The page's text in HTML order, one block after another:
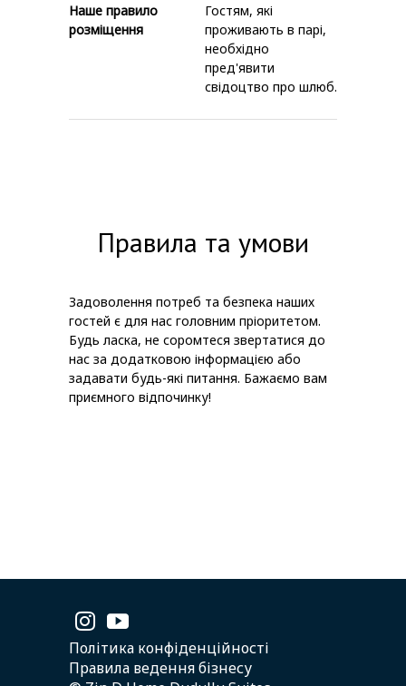
Наше правило
розміщення
Гостям, які
проживають в парі,
необхідно
пред'явити
свідоцтво про шлюб.
Правила та умови
Задоволення потреб та безпека наших
гостей є для нас головним пріоритетом.
Будь ласка, не соромтеся звертатися до
нас за додатковою інформацією або
задавати будь-які питання. Бажаємо вам
приємного відпочинку!
Політика конфіденційності
Правила ведення бізнесу